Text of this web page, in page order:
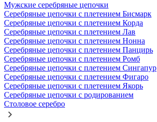
Мужские серебряные цепочки
Серебряные цепочки с плетением Бисмарк
Серебряные цепочки с плетением Корда
Серебряные цепочки с плетением Лав
Серебряные цепочки с плетением Нонна
Серебряные цепочки с плетением Панцирь
Серебряные цепочки с плетением Ромб
Серебряные цепочки с плетением Сингапур
Серебряные цепочки с плетением Фигаро
Серебряные цепочки с плетением Якорь
Серебряные цепочки с родированием
Столовое серебро